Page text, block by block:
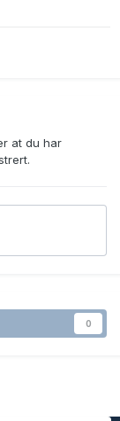
at du har
0